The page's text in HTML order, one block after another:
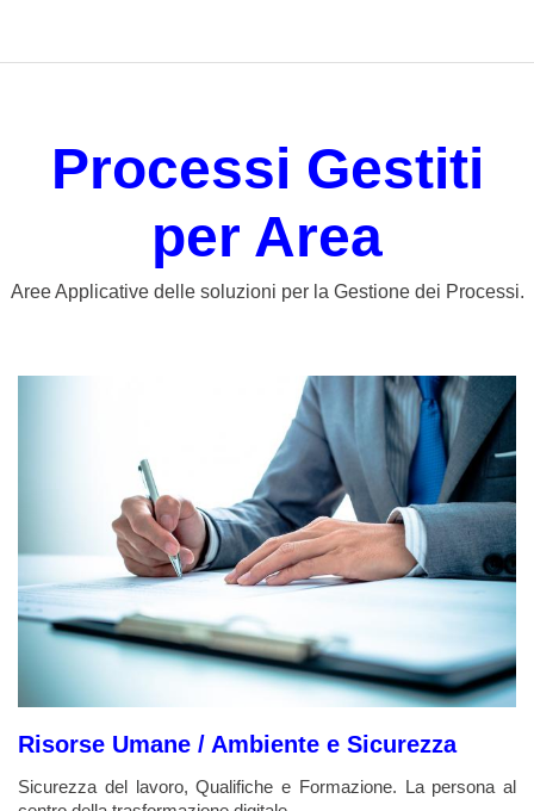
Processi Gestiti
per Area
Aree Applicative delle soluzioni per la Gestione dei Processi.
Risorse Umane / Ambiente e Sicurezza
Sicurezza del lavoro, Qualifiche e Formazione. La persona al